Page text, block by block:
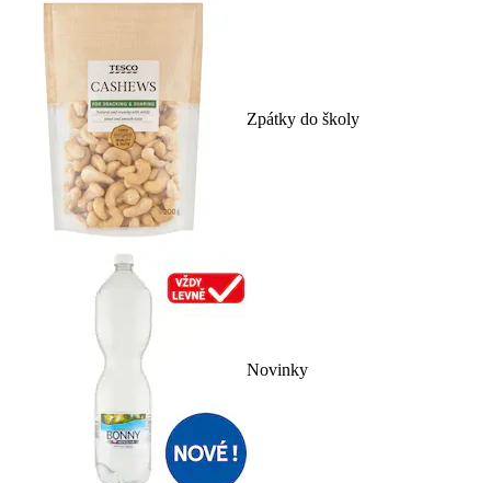
Zpátky do školy
Novinky